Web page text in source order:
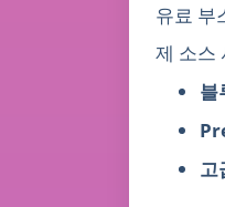
유료 부
제 소스
블
고